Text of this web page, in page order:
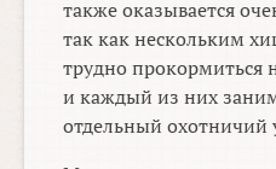
также оказывается
так как нескольким
трудно прокормиться
и каждый из них
отдельный охотничий